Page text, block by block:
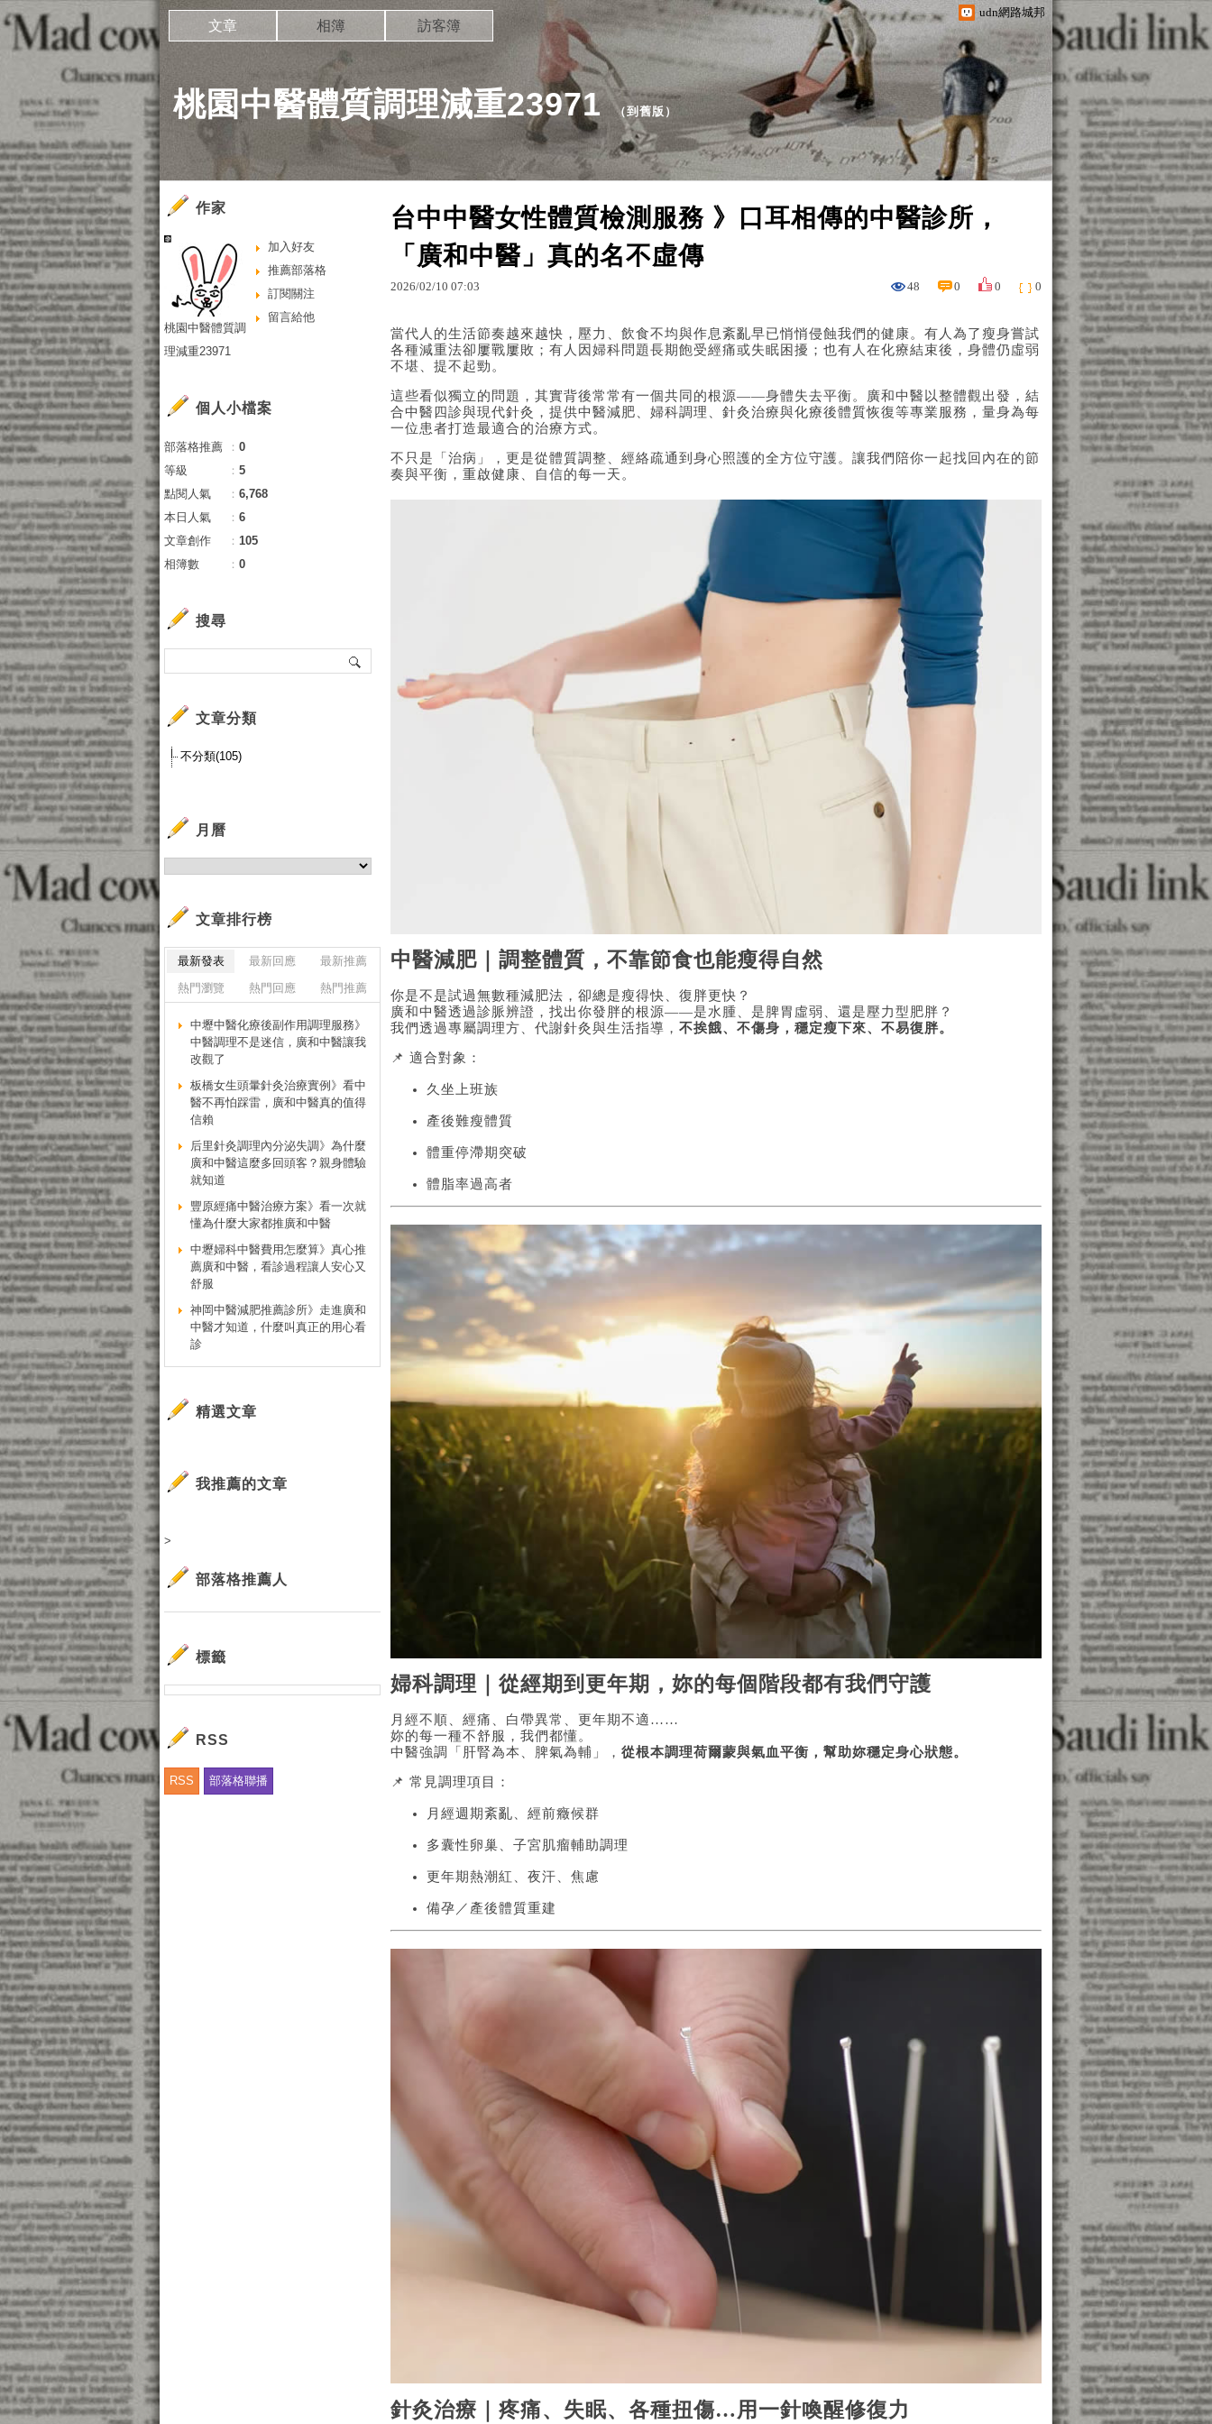
udn網路城邦
桃園中醫體質調理減重23971 （到舊版 ）
文章 相簿 訪客簿
台中中醫女性體質檢測服務 》口耳相傳的中醫診所，
「廣和中醫」真的名不虛傳
2026/02/10 07:03 48 0 0 0
當代人的生活節奏越來越快，壓力、飲食不均與作息紊亂早已悄悄侵蝕我們的健康。有人為了瘦身嘗試
各種減重法卻屢戰屢敗；有人因婦科問題長期飽受經痛或失眠困擾；也有人在化療結束後，身體仍虛弱
不堪、提不起勁。
這些看似獨立的問題，其實背後常常有一個共同的根源——身體失去平衡。廣和中醫以整體觀出發，結
合中醫四診與現代針灸，提供中醫減肥、婦科調理、針灸治療與化療後體質恢復等專業服務，量身為每
一位患者打造最適合的治療方式。
不只是「治病」，更是從體質調整、經絡疏通到身心照護的全方位守護。讓我們陪你一起找回內在的節
奏與平衡，重啟健康、自信的每一天。
中醫減肥｜調整體質，不靠節食也能瘦得自然
你是不是試過無數種減肥法，卻總是瘦得快、復胖更快？
廣和中醫透過診脈辨證，找出你發胖的根源——是水腫、是脾胃虛弱、還是壓力型肥胖？
我們透過專屬調理方、代謝針灸與生活指導， 不挨餓、不傷身，穩定瘦下來、不易復胖。
📌 適合對象：
久坐上班族
產後難瘦體質
體重停滯期突破
體脂率過高者
婦科調理｜從經期到更年期，妳的每個階段都有我們守護
月經不順、經痛、白帶異常、更年期不適……
妳的每一種不舒服，我們都懂。
中醫強調「肝腎為本、脾氣為輔」， 從根本調理荷爾蒙與氣血平衡，幫助妳穩定身心狀態。
📌 常見調理項目：
月經週期紊亂、經前癥候群
多囊性卵巢、子宮肌瘤輔助調理
更年期熱潮紅、夜汗、焦慮
備孕／產後體質重建
針灸治療｜疼痛、失眠、各種扭傷…用一針喚醒修復力
作家
加入好友
推薦部落格
訂閱關注
留言給他
桃園中醫體質調
理減重23971
個人小檔案
部落格推薦 ： 0
等級
： 5
點閱人氣
： 6,768
本日人氣
： 6
文章創作
： 105
相簿數
： 0
搜尋
文章分類
不分類(105)
月曆
文章排行榜
最新發表 最新回應
最新推薦
熱門瀏覽
熱門回應 熱門推薦
中壢中醫化療後副作用調理服務》
中醫調理不是迷信，廣和中醫讓我
改觀了
板橋女生頭暈針灸治療實例》看中
醫不再怕踩雷，廣和中醫真的值得
信賴
后里針灸調理內分泌失調》為什麼
廣和中醫這麼多回頭客？親身體驗
就知道
豐原經痛中醫治療方案》看一次就
懂為什麼大家都推廣和中醫
中壢婦科中醫費用怎麼算》真心推
薦廣和中醫，看診過程讓人安心又
舒服
神岡中醫減肥推薦診所》走進廣和
中醫才知道，什麼叫真正的用心看
診
精選文章
我推薦的文章
>
部落格推薦人
標籤
RSS
RSS 部落格聯播